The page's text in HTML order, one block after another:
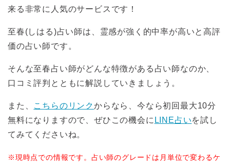
来る非常に人気のサービスです！
至春(しはる)占い師は、霊感が強く的中率が高いと高評
価の占い師です。
そんな至春占い師がどんな特徴がある占い師なのか、
口コミ評判とともに解説していきましょう。
また、 こちらのリンクからなら、今なら初回最大10分
無料になりますので、ぜひこの機会に LINE占いを試し
てみてくださいね。
※現時点での情報です。占い師のグレードは月単位で変わるケ